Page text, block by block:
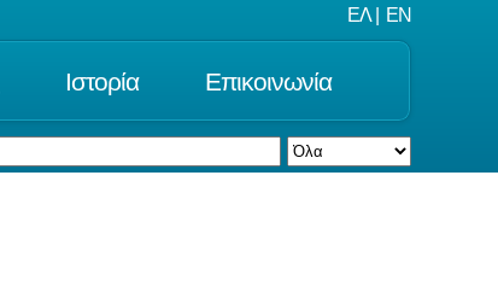
ΕΛ EN
Ιστορία Επικοινωνία